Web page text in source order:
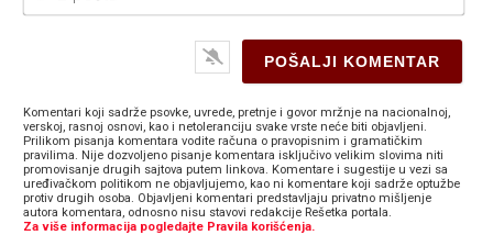
Komentari koji sadrže psovke, uvrede, pretnje i govor mržnje na nacionalnoj,
verskoj, rasnoj osnovi, kao i netoleranciju svake vrste neće biti objavljeni.
Prilikom pisanja komentara vodite računa o pravopisnim i gramatičkim
pravilima. Nije dozvoljeno pisanje komentara isključivo velikim slovima niti
promovisanje drugih sajtova putem linkova. Komentare i sugestije u vezi sa
uređivačkom politikom ne objavljujemo, kao ni komentare koji sadrže optužbe
protiv drugih osoba. Objavljeni komentari predstavljaju privatno mišljenje
autora komentara, odnosno nisu stavovi redakcije Rešetka portala.
Za više informacija pogledajte Pravila korišćenja.